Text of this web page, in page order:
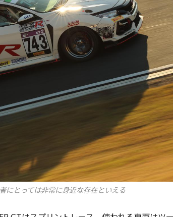
にとっては非常に身近な存在といえる